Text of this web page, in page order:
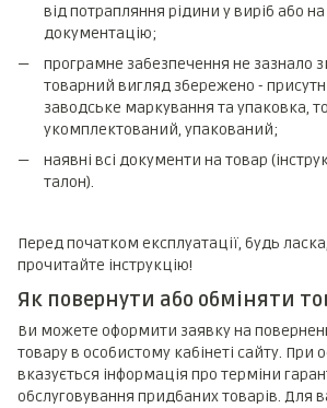
від потрапляння рідини у виріб або
документацію;
програмне забезпечення не зазнало
товарний вигляд збережено -
заводське маркування та упаковка,
укомплектований, упакований;
наявні всі документи на товар
талон).
Перед початком експлуатації, будь
прочитайте інструкцію!
Як повернути або обміняти
Ви можете оформити заявку на
товару в особистому кабінеті сайту. При
вказується інформація про терміни
обслуговування придбаних товарів. Для